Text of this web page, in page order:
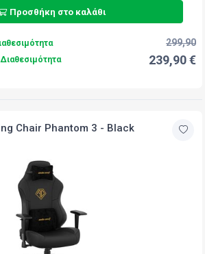
Προσθήκη στο καλάθι
299,90
239,90 €
Chair Phantom 3 - Black